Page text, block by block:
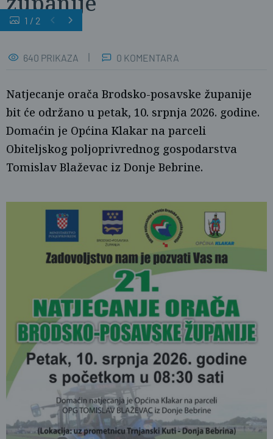
Damir Spehar/PIXSELL
1 / 2
640 PRIKAZA 0 KOMENTARA
Natjecanje orača Brodsko-posavske županije
bit će održano u petak, 10. srpnja 2026. godine.
Domaćin je Općina Klakar na parceli
Obiteljskog poljoprivrednog gospodarstva
Tomislav Blaževac iz Donje Bebrine.